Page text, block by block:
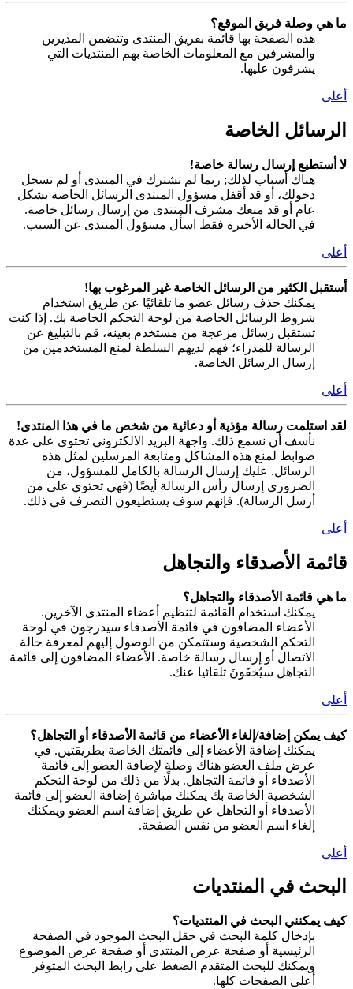
ما هي وصلة فريق الموقع؟
هذه الصفحة بها قائمة بفريق المنتدى وتتضمن المديرين
والمشرفين مع المعلومات الخاصة بهم المنتديات التي
يشرفون عليها.
أعلى
الرسائل الخاصة
لا أستطيع إرسال رسالة خاصة!
هناك أسباب لذلك; ربما لم تشترك في المنتدى أو لم تسجل
دخولك، أو قد أقفل مسؤول المنتدى الرسائل الخاصة بشكل
عام أو قد منعك مشرف المنتدى من إرسال رسائل خاصة.
في الحالة الأخيرة فقط اسأل مسؤول المنتدى عن السبب.
أعلى
أستقبل الكثير من الرسائل الخاصة غير المرغوب بها!
يمكنك حذف رسائل عضو ما تلقائيًا عن طريق استخدام
شروط الرسائل الخاصة من لوحة التحكم الخاصة بك. إذا كنت
تستقبل رسائل مزعجة من مستخدم بعينه، قم بالتبليغ عن
الرسالة للمدراء؛ فهم لديهم السلطة لمنع المستخدمين من
إرسال الرسائل الخاصة.
أعلى
لقد استلمت رسالة مؤذية أو دعائية من شخص ما في هذا المنتدى!
نأسف أن نسمع ذلك. واجهة البريد الالكتروني تحتوي على عدة
ضوابط لمنع هذه المشاكل ومتابعة المرسلين لمثل هذه
الرسائل. عليك إرسال الرسالة بالكامل للمسؤول، من
الضروري إرسال رأس الرسالة أيضًا (فهي تحتوي على من
أرسل الرسالة). فإنهم سوف يستطيعون التصرف في ذلك.
أعلى
قائمة الأصدقاء والتجاهل
ما هي قائمة الأصدقاء والتجاهل؟
يمكنك استخدام القائمة لتنظيم أعضاء المنتدى الآخرين.
الأعضاء المضافون في قائمة الأصدقاء سيدرجون في لوحة
التحكم الشخصية وستتمكن من الوصول إليهم لمعرفة حالة
الاتصال أو إرسال رسالة خاصة. الأعضاء المضافون إلى قائمة
التجاهل سيُخفَونَ تلقائيا عنك.
أعلى
كيف يمكن إضافة/إلغاء الأعضاء من قائمة الأصدقاء أو التجاهل؟
يمكنك إضافة الأعضاء إلى قائمتك الخاصة بطريقتين. في
عرض ملف العضو هناك وصلة لإضافة العضو إلى قائمة
الأصدقاء أو قائمة التجاهل. بدلًا من ذلك من لوحة التحكم
الشخصية الخاصة بك يمكنك مباشرة إضافة العضو إلى قائمة
الأصدقاء أو التجاهل عن طريق إضافة اسم العضو ويمكنك
إلغاء اسم العضو من نفس الصفحة.
أعلى
البحث في المنتديات
كيف يمكنني البحث في المنتديات؟
بإدخال كلمة البحث في حقل البحث الموجود في الصفحة
الرئيسية أو صفحة عرض المنتدى أو صفحة عرض الموضوع
ويمكنك للبحث المتقدم الضغط على رابط البحث المتوفر
أعلى الصفحات كلها.